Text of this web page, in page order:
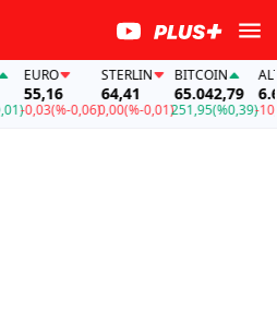
EURO
55,16
-0,03(%-0,06)
STERLIN
64,41
0,00(%-0,01)
BITCOIN
65.042,79
251,95(%0,39)
ALTIN
-10,42